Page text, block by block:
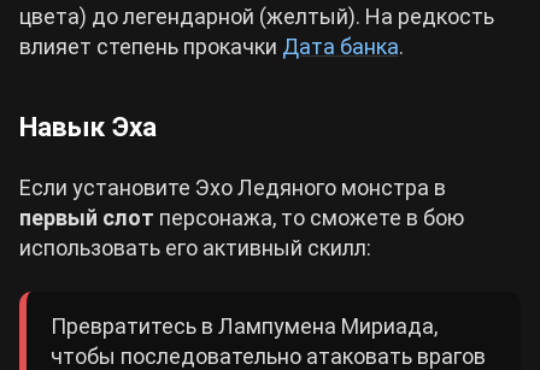
цвета) до легендарной (желтый). На редкость
влияет степень прокачки Дата банка.
Навык Эха
Если установите Эхо Ледяного монстра в
первый слот персонажа, то сможете в бою
использовать его активный скилл:
Превратитесь в Лампумена Мириада,
чтобы последовательно атаковать врагов